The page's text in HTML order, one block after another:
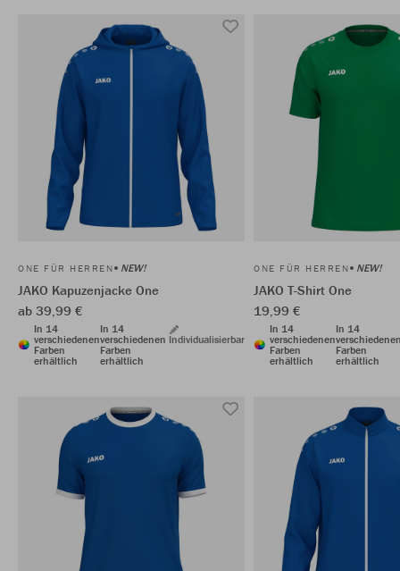
ONE FÜR HERREN NEW!
JAKO Kapuzenjacke One
ab 39,99 €
In 14
verschiedenen
Farben
erhältlich
In 14
verschiedenen
Farben
erhältlich
Individualisierbar
ONE FÜR HERREN NEW!
JAKO T-Shirt One
19,99 €
In 14
verschiedenen
Farben
erhältlich
In 14
Farben
erhältlich